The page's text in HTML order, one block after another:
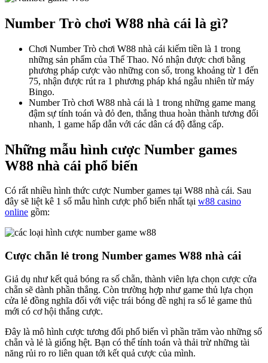
Number Trò chơi W88 nhà cái là gì?
Chơi Number Trò chơi W88 nhà cái kiếm tiền là 1 trong
những sản phẩm của Thể Thao. Nó nhận được chơi bằng
phương pháp cược vào những con số, trong khoảng từ 1 đến
75, nhận được rút ra 1 phương pháp khá ngẫu nhiên từ máy
Bingo.
Number Trò chơi W88 nhà cái là 1 trong những game mang
đậm sự tính toán và đỏ đen, thắng thua hoàn thành tương đối
nhanh, 1 game hấp dẫn với các dân cá độ đẳng cấp.
Những mẫu hình cược Number games
W88 nhà cái phổ biến
Có rất nhiều hình thức cược Number games tại W88 nhà cái. Sau
đây sẽ liệt kê 1 số mẫu hình cược phổ biến nhất tại w88 casino
online gồm:
Cược chẵn lẻ trong Number games W88 nhà cái
Giả dụ như kết quả bóng ra số chẵn, thành viên lựa chọn cược cửa
chẵn sẽ dành phần thắng. Còn trường hợp như game thủ lựa chọn
cửa lẻ đồng nghĩa đối với việc trái bóng đề nghị ra số lẻ game thủ
mới có cơ hội thắng cược.
Đây là mô hình cược tương đối phổ biến vì phần trăm vào những số
chẵn và lẻ là giống hệt. Bạn có thể tính toán và thải trừ những tài
năng rủi ro ro liên quan tới kết quả cược của mình.